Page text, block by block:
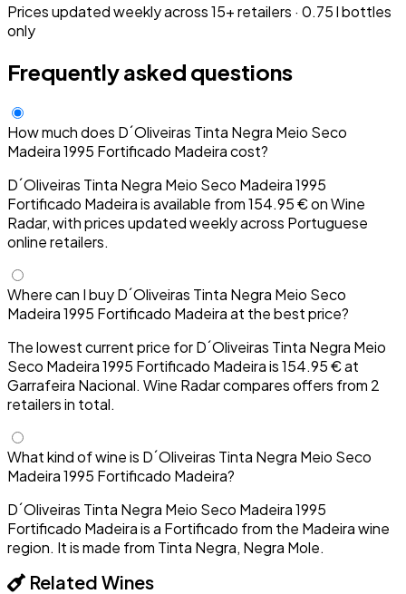
Prices updated weekly across 15+ retailers · 0.75 l bottles
only
Frequently asked questions
How much does D´Oliveiras Tinta Negra Meio Seco
Madeira 1995 Fortificado Madeira cost?
D´Oliveiras Tinta Negra Meio Seco Madeira 1995
Fortificado Madeira is available from 154.95 € on Wine
Radar, with prices updated weekly across Portuguese
online retailers.
Where can I buy D´Oliveiras Tinta Negra Meio Seco
Madeira 1995 Fortificado Madeira at the best price?
The lowest current price for D´Oliveiras Tinta Negra Meio
Seco Madeira 1995 Fortificado Madeira is 154.95 € at
Garrafeira Nacional. Wine Radar compares offers from 2
retailers in total.
What kind of wine is D´Oliveiras Tinta Negra Meio Seco
Madeira 1995 Fortificado Madeira?
D´Oliveiras Tinta Negra Meio Seco Madeira 1995
Fortificado Madeira is a Fortificado from the Madeira wine
region. It is made from Tinta Negra, Negra Mole.
Related Wines